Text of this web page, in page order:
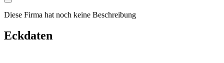
Diese Firma hat noch keine Beschreibung
Eckdaten